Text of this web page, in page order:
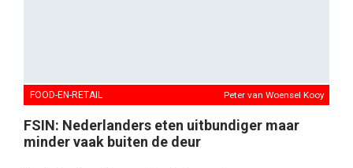
FOOD-EN-RETAIL Peter van Woensel Kooy
FSIN: Nederlanders eten uitbundiger maar
minder vaak buiten de deur